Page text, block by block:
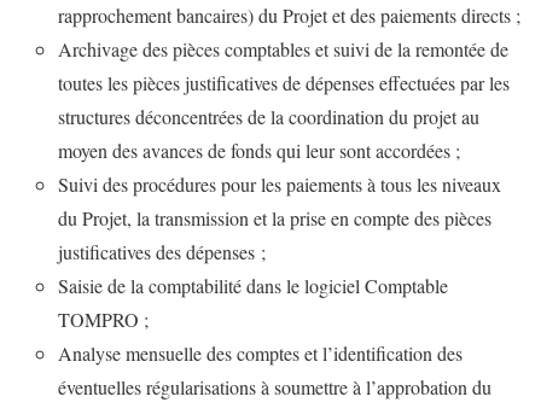
rapprochement bancaires) du Projet et des paiements directs ;
Archivage des pièces comptables et suivi de la remontée de
toutes les pièces justificatives de dépenses effectuées par les
structures déconcentrées de la coordination du projet au
moyen des avances de fonds qui leur sont accordées ;
Suivi des procédures pour les paiements à tous les niveaux
du Projet, la transmission et la prise en compte des pièces
justificatives des dépenses ;
Saisie de la comptabilité dans le logiciel Comptable
TOMPRO ;
Analyse mensuelle des comptes et l’identification des
éventuelles régularisations à soumettre à l’approbation du